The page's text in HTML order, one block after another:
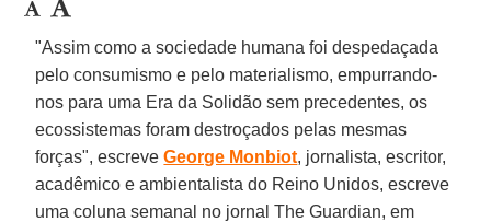
"Assim como a sociedade humana foi despedaçada
pelo consumismo e pelo materialismo, empurrando-
nos para uma Era da Solidão sem precedentes, os
ecossistemas foram destroçados pelas mesmas
forças", escreveGeorge Monbiot, jornalista, escritor,
acadêmico e ambientalista do Reino Unidos, escreve
uma coluna semanal no jornal The Guardian, em